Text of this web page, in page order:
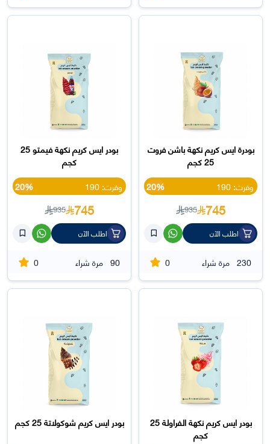
بودرة ايس كريم نكهة باشن فروت
25 كجم
وفرت: 190
20%
745
935
اطلب الآن
230 مرة شراء 0
بودر ايس كريم نكهة فيمتو 25
كجم
وفرت: 190
20%
745
935
اطلب الآن
90 مرة شراء 0
بودر ايس كريم نكهة الفراولة 25
كجم
بودر ايس كريم شوكولاتة 25 كجم